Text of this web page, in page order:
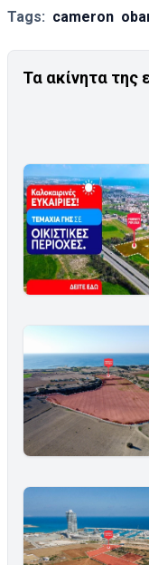
Tags: cameron
Τα ακίνητα της